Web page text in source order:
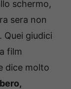
schermo,
sera non
. Quei giudici
film
dice molto